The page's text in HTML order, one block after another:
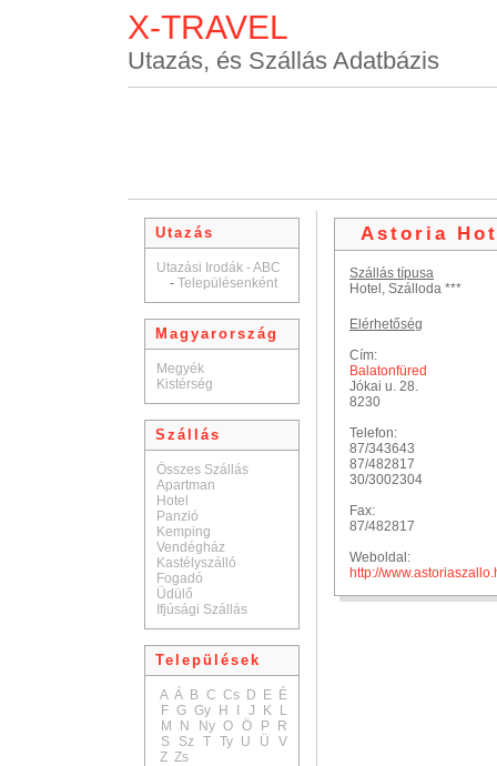
X-TRAVEL
Utazás, és Szállás Adatbázis
Utazás
Utazási Irodák - ABC
- Településenként
Magyarország
Megyék
Kistérség
Szállás
Összes Szállás
Apartman
Hotel
Panzió
Kemping
Vendégház
Kastélyszálló
Fogadó
Üdülő
Ifjúsági Szállás
Települések
A Á B C Cs D E É
F G Gy H J K
L
M
N Ny O Ö P
R
S
Sz T Ty U Ü
V
Z Zs
Astoria
Szállás típusa
Hotel, Szálloda ***
Elérhetőség
Cím:
Balatonfüred
Jókai u. 28.
8230
Telefon:
87/343643
87/482817
30/3002304
Fax:
87/482817
Weboldal:
http://